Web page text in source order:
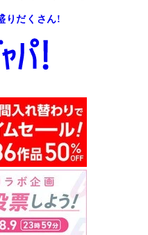
りだくさん!